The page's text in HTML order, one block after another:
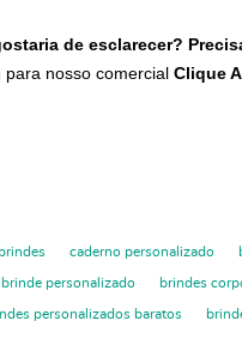
de esclarecer?
para nosso comercial Clique
brindes caderno personalizado
brinde personalizado brindes
personalizados baratos